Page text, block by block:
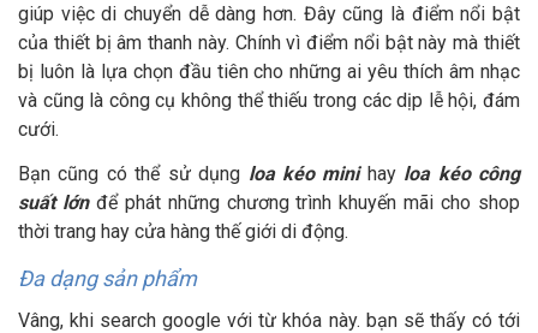
giúp việc di chuyển dễ dàng hơn. Đây cũng là điểm nổi bật
của thiết bị âm thanh này. Chính vì điểm nổi bật này mà thiết
bị luôn là lựa chọn đầu tiên cho những ai yêu thích âm nhạc
và cũng là công cụ không thể thiếu trong các dịp lễ hội, đám
cưới.
Bạn cũng có thể sử dụng loa kéo mini hay loa kéo công
suất lớn để phát những chương trình khuyến mãi cho shop
thời trang hay cửa hàng thế giới di động.
Đa dạng sản phẩm
Vâng, khi search google với từ khóa này. bạn sẽ thấy có tới